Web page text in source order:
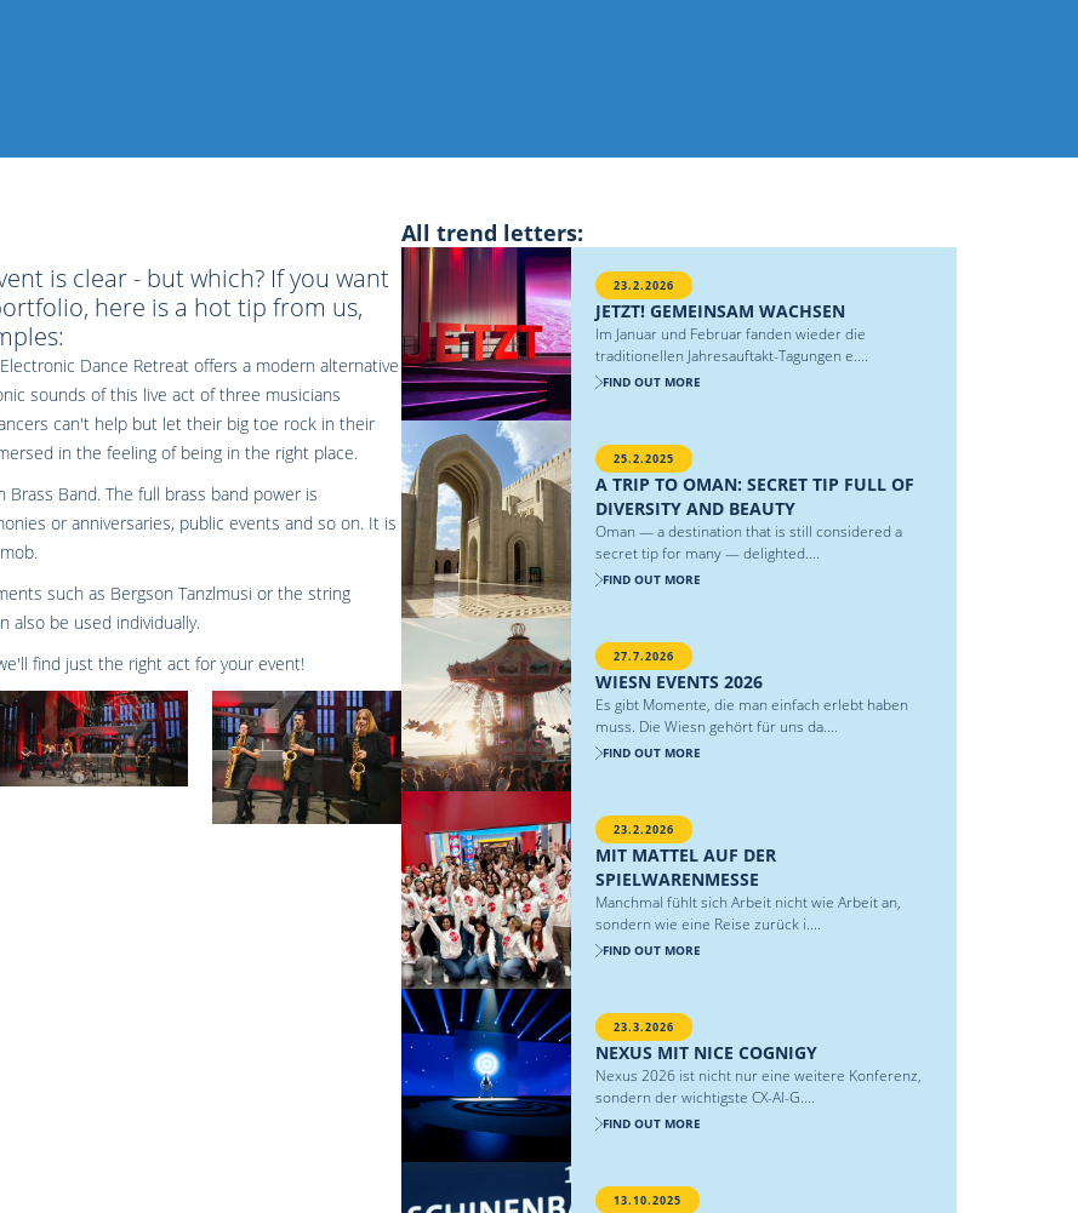
is clear - but which? If you want
here is a hot tip from us,
Dance Retreat offers a modern alternative
sounds of this live act of three musicians
can't help but let their big toe rock in their
in the feeling of being in the right place.
Band. The full brass band power is
or anniversaries, public events and so on. It is
such as Bergson Tanzlmusi or the string
also be used individually.
find just the right act for your event!
All trend letters:
23.2.2026
JETZT! GEMEINSAM WACHSEN
Im Januar und Februar fanden wieder die
traditionellen Jahresauftakt-Tagungen e....
FIND OUT MORE
25.2.2025
A TRIP TO OMAN: SECRET TIP FULL OF
DIVERSITY AND BEAUTY
Oman — a destination that is still considered a
secret tip for many — delighted....
FIND OUT MORE
27.7.2026
WIESN EVENTS 2026
Es gibt Momente, die man einfach erlebt haben
muss. Die Wiesn gehört für uns da....
FIND OUT MORE
23.2.2026
MIT MATTEL AUF DER
SPIELWARENMESSE
Manchmal fühlt sich Arbeit nicht wie Arbeit an,
sondern wie eine Reise zurück i....
FIND OUT MORE
23.3.2026
NEXUS MIT NICE COGNIGY
Nexus 2026 ist nicht nur eine weitere Konferenz,
sondern der wichtigste CX-AI-G....
FIND OUT MORE
13.10.2025